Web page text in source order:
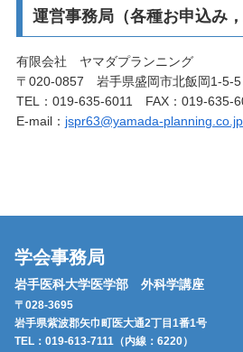
運営事務局（各種お申込み，
有限会社 ヤマダプランニング
〒020-0857 岩手県盛岡市北飯岡1-5-5
TEL：019-635-6011 FAX：019-635-
E-mail： jspr63@yamada-planning.co.jp
学会事務局
岩手医科大学医学部 外科学講座
〒028-3695
岩手県紫波郡矢巾町医大通2丁目1番1号
TEL：019-613-7111（内線：6220）